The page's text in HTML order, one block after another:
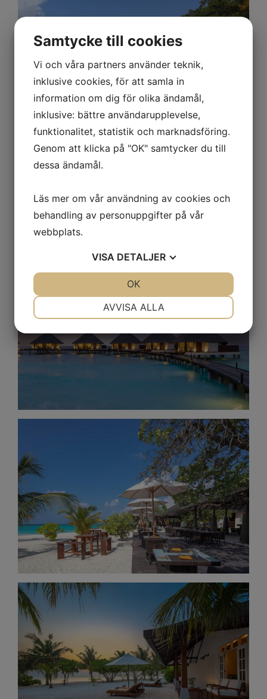
Flyg från önskad avreseort i Skandinavien - Maldiverna t/r
Boende på Adaaran Select Meedhupparu i vald rumskategori
Du vet väl om att du även kan kombinera Maldiverna med andra
resmål så som Sri Lanka, Doha, Dubai m.fl.
Kontakta oss gärna för ett prisförslag!
Samtycke till cookies
Vi och våra partners använder teknik,
inklusive cookies, för att samla in
information om dig för olika ändamål,
inklusive: bättre användarupplevelse,
funktionalitet, statistik och marknadsföring.
Genom att klicka på "OK" samtycker du till
dessa ändamål.
Läs mer om vår användning av cookies och
behandling av personuppgifter på vår
webbplats.
VISA DETALJER
MARKNADSFÖRING STATISTIK
AVVISA ALLA
OK